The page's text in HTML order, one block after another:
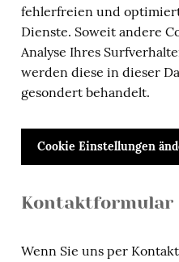
fehlerfreien und
Dienste. Soweit andere
Analyse Ihres
werden diese in dieser
gesondert behandelt.
Cookie Einstellungen
Kontaktformular
Wenn Sie uns per